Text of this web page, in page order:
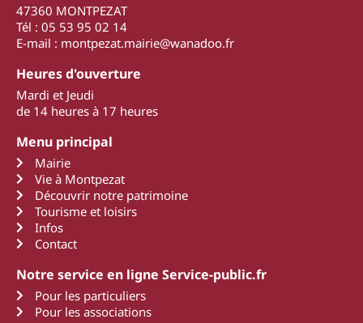
47360 MONTPEZAT
Tél : 05 53 95 02 14
E-mail : montpezat.mairie@wanadoo.fr
Heures d'ouverture
Mardi et Jeudi
de 14 heures à 17 heures
Menu principal
Mairie
Vie à Montpezat
Découvrir notre patrimoine
Tourisme et loisirs
Infos
Contact
Notre service en ligne Service-public.fr
Pour les particuliers
Pour les associations